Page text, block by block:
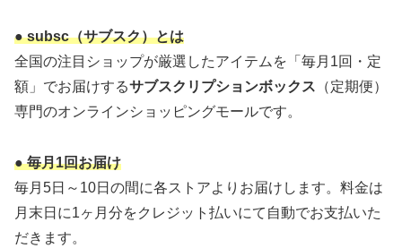
● subsc（サブスク）とは
全国の注目ショップが厳選したアイテムを「毎月1回・定
額」でお届けするサブスクリプションボックス （定期便）
専門のオンラインショッピングモールです。
● 毎月1回お届け
毎月5日～10日の間に各ストアよりお届けします。料金は
月末日に1ヶ月分をクレジット払いにて自動でお支払いた
だきます。